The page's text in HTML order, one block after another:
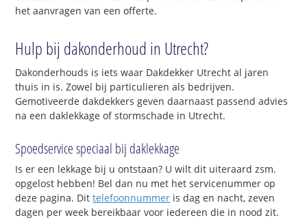
het aanvragen van een offerte.
Hulp bij dakonderhoud in Utrecht?
Dakonderhouds is iets waar Dakdekker Utrecht al jaren
thuis in is. Zowel bij particulieren als bedrijven.
Gemotiveerde dakdekkers geven daarnaast passend advies
na een daklekkage of stormschade in Utrecht.
Spoedservice speciaal bij daklekkage
Is er een lekkage bij u ontstaan? U wilt dit uiteraard zsm.
opgelost hebben! Bel dan nu met het servicenummer op
deze pagina. Dittelefoonnummer is dag en nacht, zeven
dagen per week bereikbaar voor iedereen die in nood zit.